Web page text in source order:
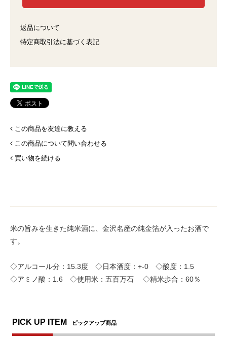
返品について
特定商取引法に基づく表記
この商品を友達に教える
この商品について問い合わせる
買い物を続ける
米の旨みを生きた純米酒に、金沢名産の純金箔が入ったお酒で
す。
◇アルコール分：15.3度 ◇日本酒度：+-0 ◇酸度：1.5
◇アミノ酸：1.6 ◇使用米：五百万石 ◇精米歩合：60％
PICK UP ITEM ピックアップ商品